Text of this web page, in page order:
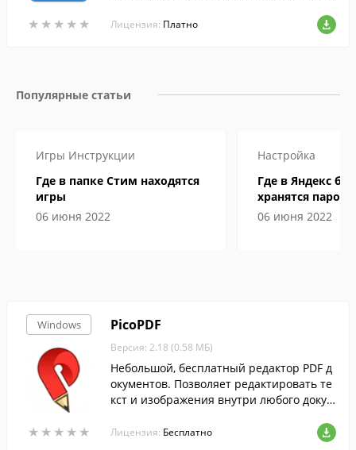
★ ★ ★ ★ ★
★ ★ ★ ★ ★ Лицензия: Платно
Популярные статьи
Игры Инструкции
Где в папке Стим находятся
игры
06 июня 2022
Настройка
Где в Яндекс
хранятся пароли
06 июня 2022
Windows
★ ★ ★ ★ ★
★ ★ ★ ★ ★
PicoPDF
Версия: 2.18 (0.58 МБ)
Небольшой, бесплатный редактор PDF д
окументов. Позволяет редактировать те
кст и изображения внутри любого докум
Лицензия: Бесплатно